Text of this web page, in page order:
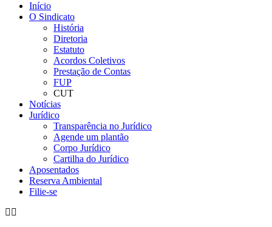
Início
O Sindicato
História
Diretoria
Estatuto
Acordos Coletivos
Prestação de Contas
FUP
CUT
Notícias
Jurídico
Transparência no Jurídico
Agende um plantão
Corpo Jurídico
Cartilha do Jurídico
Aposentados
Reserva Ambiental
Filie-se